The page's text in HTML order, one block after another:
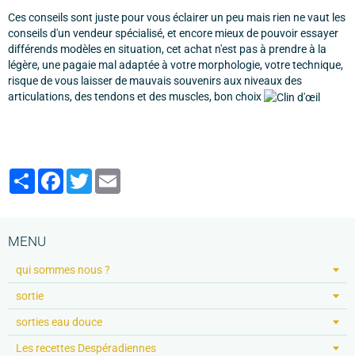
Ces conseils sont juste pour vous éclairer un peu mais rien ne vaut les
conseils d'un vendeur spécialisé, et encore mieux de pouvoir essayer
différends modèles en situation, cet achat n'est pas à prendre à la
légère, une pagaie mal adaptée à votre morphologie, votre technique,
risque de vous laisser de mauvais souvenirs aux niveaux des
articulations, des tendons et des muscles, bon choix
PartagerFacebook
Twitter
MENU
qui sommes nous ?
sortie
sorties eau douce
Les recettes Despéradiennes